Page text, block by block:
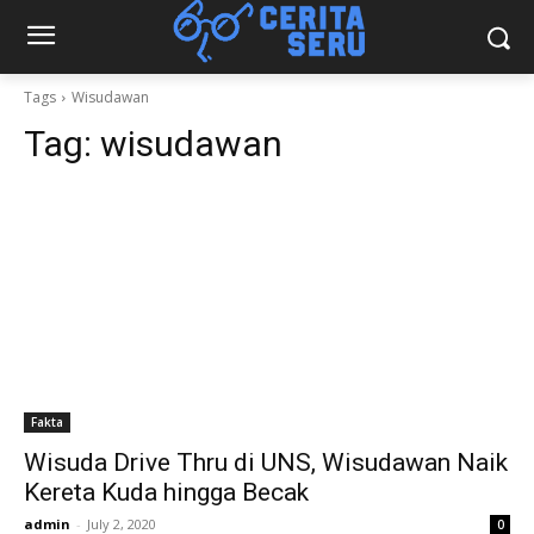
Tags Wisudawan
Tag: wisudawan
Fakta
Wisuda Drive Thru di UNS, Wisudawan Naik
Kereta Kuda hingga Becak
admin - July 2, 2020 0